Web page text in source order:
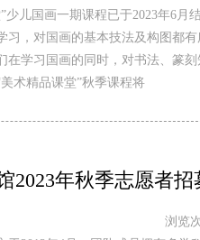
少儿国画一期课程已于2023年6
习，对国画的基本技法及构图都
在学习国画的同时，对书法、篆
术精品课堂”秋季课程将
2023年秋季志愿者
浏览